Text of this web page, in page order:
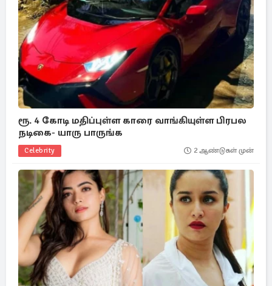
ரூ. 4 கோடி மதிப்புள்ள காரை வாங்கியுள்ள பிரபல
நடிகை- யாரு பாருங்க
Celebrity 2 ஆண்டுகள் முன்